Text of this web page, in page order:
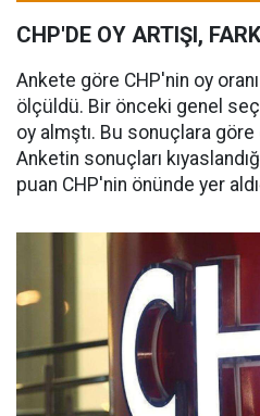
CHP'DE OY ARTIŞI,
Ankete göre CHP'nin oy
ölçüldü. Bir önceki genel
oy almştı. Bu sonuçlara göre
Anketin sonuçları
puan CHP'nin önünde yer